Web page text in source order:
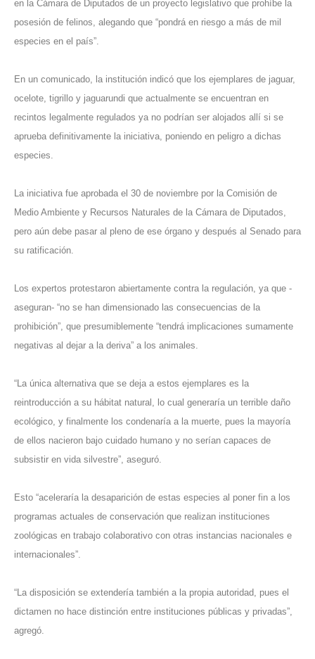
en la Cámara de Diputados de un proyecto legislativo que prohíbe la
posesión de felinos, alegando que “pondrá en riesgo a más de mil
especies en el país”.
En un comunicado, la institución indicó que los ejemplares de jaguar,
ocelote, tigrillo y jaguarundi que actualmente se encuentran en
recintos legalmente regulados ya no podrían ser alojados allí si se
aprueba definitivamente la iniciativa, poniendo en peligro a dichas
especies.
La iniciativa fue aprobada el 30 de noviembre por la Comisión de
Medio Ambiente y Recursos Naturales de la Cámara de Diputados,
pero aún debe pasar al pleno de ese órgano y después al Senado para
su ratificación.
Los expertos protestaron abiertamente contra la regulación, ya que -
aseguran- “no se han dimensionado las consecuencias de la
prohibición”, que presumiblemente “tendrá implicaciones sumamente
negativas al dejar a la deriva” a los animales.
“La única alternativa que se deja a estos ejemplares es la
reintroducción a su hábitat natural, lo cual generaría un terrible daño
ecológico, y finalmente los condenaría a la muerte, pues la mayoría
de ellos nacieron bajo cuidado humano y no serían capaces de
subsistir en vida silvestre”, aseguró.
Esto “aceleraría la desaparición de estas especies al poner fin a los
programas actuales de conservación que realizan instituciones
zoológicas en trabajo colaborativo con otras instancias nacionales e
internacionales”.
“La disposición se extendería también a la propia autoridad, pues el
dictamen no hace distinción entre instituciones públicas y privadas”,
agregó.